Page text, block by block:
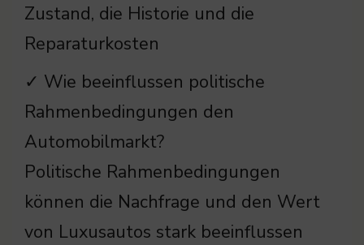
Zustand, die Historie und die
Reparaturkosten
✓ Wie beeinflussen politische
Rahmenbedingungen den
Automobilmarkt?
Politische Rahmenbedingungen
können die Nachfrage und den Wert
von Luxusautos stark beeinflussen